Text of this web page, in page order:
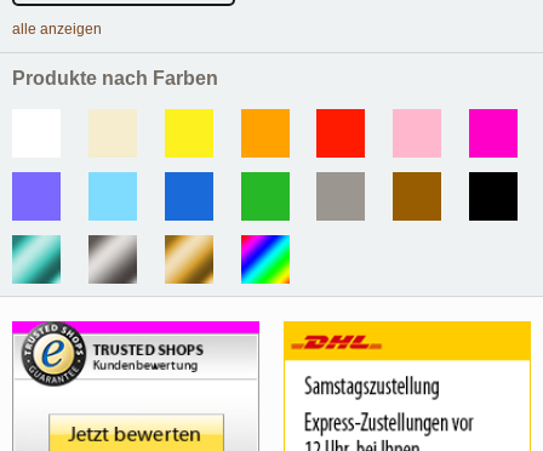
alle anzeigen
Produkte nach Farben